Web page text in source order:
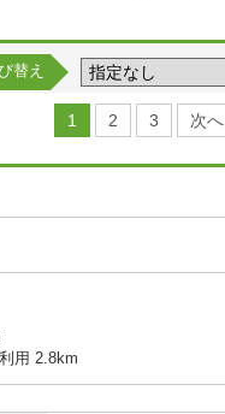
替え
1 2 3 次へ
用 2.8km